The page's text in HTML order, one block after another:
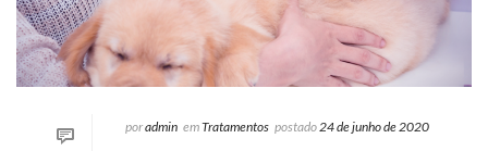
poradmin emTratamentos postado 24 de junho de 2020